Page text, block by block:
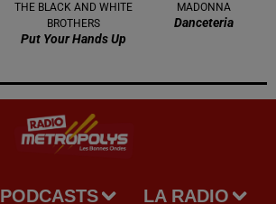
THE BLACK AND WHITE
BROTHERS
Put Your Hands Up
MADONNA
Danceteria
PODCASTS LA RADIO